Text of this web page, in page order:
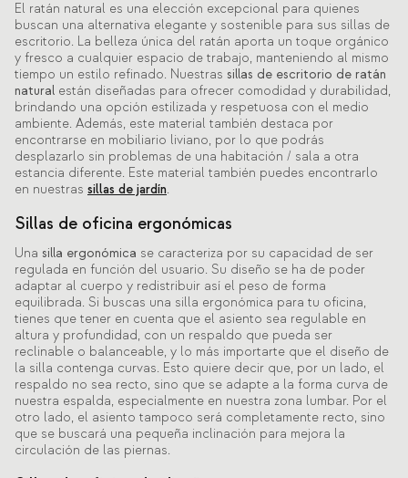
El ratán natural es una elección excepcional para quienes
buscan una alternativa elegante y sostenible para sus sillas de
escritorio. La belleza única del ratán aporta un toque orgánico
y fresco a cualquier espacio de trabajo, manteniendo al mismo
tiempo un estilo refinado. Nuestras sillas de escritorio de ratán
natural están diseñadas para ofrecer comodidad y durabilidad,
brindando una opción estilizada y respetuosa con el medio
ambiente. Además, este material también destaca por
encontrarse en mobiliario liviano, por lo que podrás
desplazarlo sin problemas de una habitación / sala a otra
estancia diferente. Este material también puedes encontrarlo
en nuestras sillas de jardín.
Sillas de oficina ergonómicas
Una silla ergonómica se caracteriza por su capacidad de ser
regulada en función del usuario. Su diseño se ha de poder
adaptar al cuerpo y redistribuir así el peso de forma
equilibrada. Si buscas una silla ergonómica para tu oficina,
tienes que tener en cuenta que el asiento sea regulable en
altura y profundidad, con un respaldo que pueda ser
reclinable o balanceable, y lo más importarte que el diseño de
la silla contenga curvas. Esto quiere decir que, por un lado, el
respaldo no sea recto, sino que se adapte a la forma curva de
nuestra espalda, especialmente en nuestra zona lumbar. Por el
otro lado, el asiento tampoco será completamente recto, sino
que se buscará una pequeña inclinación para mejora la
circulación de las piernas.